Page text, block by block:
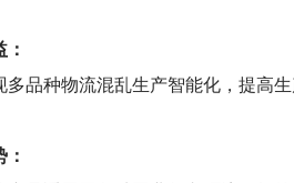
种物流混乱生产智能化，提高生